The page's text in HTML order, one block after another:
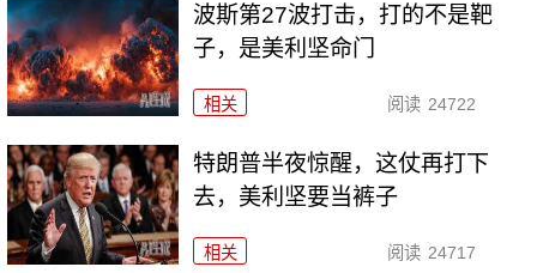
波斯第27波打击，打的不是靶
子，是美利坚命门
相关 阅读 24722
特朗普半夜惊醒，这仗再打下
去，美利坚要当裤子
相关 阅读 24717